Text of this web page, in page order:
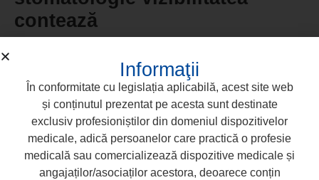
contează
nu este doar un compozit – este un marker al preciziei
care sprijină reconstrucția, endodonția și protetica.
Cu ajutorul lui, medicul știe exact ce și când trebuie
înlocuit, ajustat sau finisat.
O soluție simplă pentru mai mult control în practica
zilnică.
Informaţii
În conformitate cu legislația aplicabilă, acest site web
și conținutul prezentat pe acesta sunt destinate
exclusiv profesioniștilor din domeniul dispozitivelor
medicale, adică persoanelor care practică o profesie
medicală sau comercializează dispozitive medicale și
angajaților/asociaților acestora, deoarece conțin